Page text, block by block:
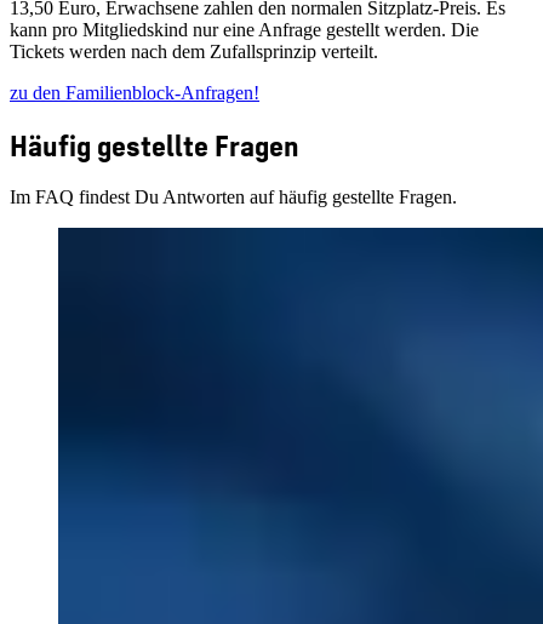
13,50 Euro, Erwachsene zahlen den normalen Sitzplatz‑Preis. Es
kann pro Mitgliedskind nur eine Anfrage gestellt werden. Die
Tickets werden nach dem Zufallsprinzip verteilt.
zu den Familienblock-Anfragen!
Häufig gestellte Fragen
Im FAQ findest Du Antworten auf häufig gestellte Fragen.